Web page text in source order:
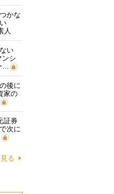
かな
人
い
ンシ
…
後に
家の
証券
次に
る